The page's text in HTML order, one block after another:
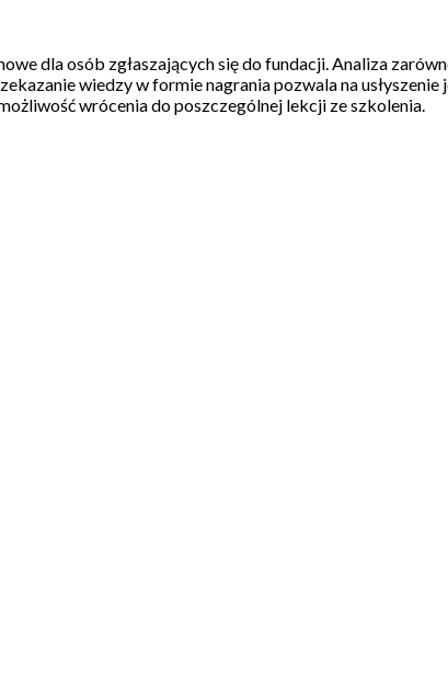
dla osób zgłaszających się do fundacji. Analiza
wiedzy w formie nagrania pozwala na usłyszenie
wrócenia do poszczególnej lekcji ze szkolenia.